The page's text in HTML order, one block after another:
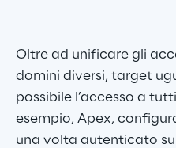
Oltre ad unificare gli
domini diversi, target
possibile l’accesso a
esempio, Apex,
una volta autenticato